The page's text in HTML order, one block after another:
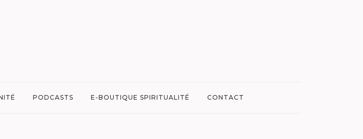
PODCASTS E-BOUTIQUE SPIRITUALITÉ CONTACT